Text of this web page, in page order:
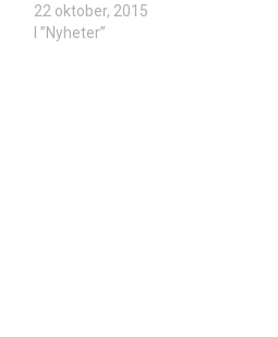
22 oktober, 2015
I ”Nyheter”